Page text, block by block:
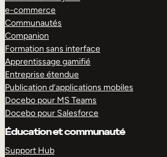
e-commerce
Communautés
Companion
Formation sans interface
Apprentissage gamifié
Entreprise étendue
Publication d’applications mobiles
Docebo pour MS Teams
Docebo pour Salesforce
Éducation et communauté
Support Hub